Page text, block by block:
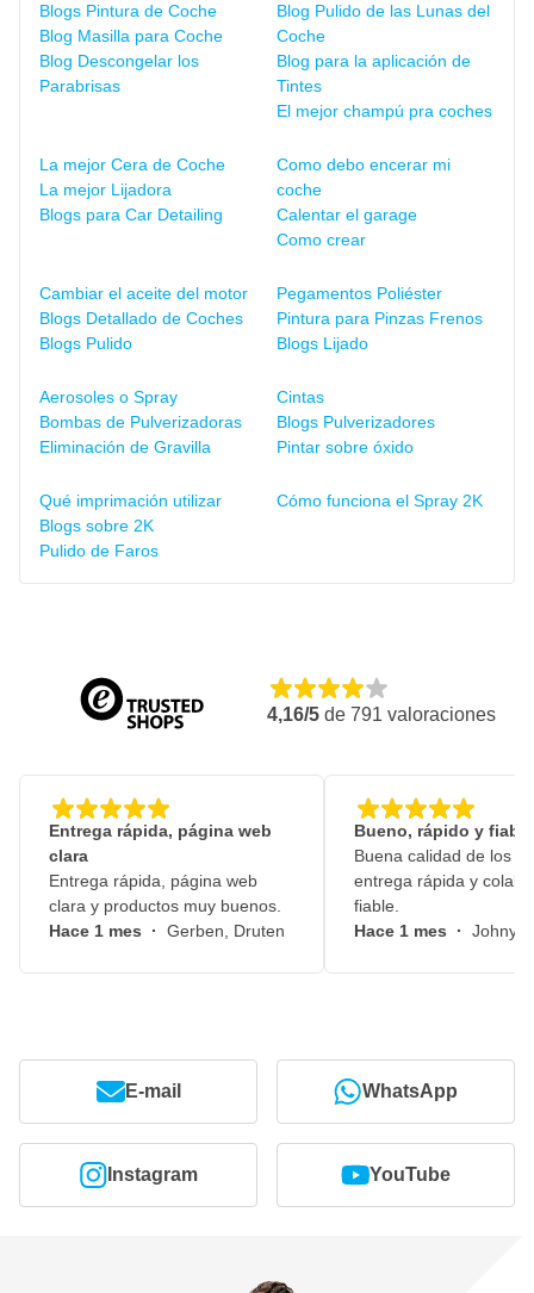
Blogs Pintura de Coche
Blog Masilla para Coche
Blog Descongelar los
Parabrisas
Blog Pulido de las Lunas del
Coche
Blog para la aplicación de
Tintes
El mejor champú pra coches
La mejor Cera de Coche
La mejor Lijadora
Blogs para Car Detailing
Como debo encerar mi
coche
Calentar el garage
Como crear
Cambiar el aceite del motor
Blogs Detallado de Coches
Blogs Pulido
Pegamentos Poliéster
Pintura para Pinzas Frenos
Blogs Lijado
Aerosoles o Spray
Bombas de Pulverizadoras
Eliminación de Gravilla
Cintas
Blogs Pulverizadores
Pintar sobre óxido
Qué imprimación utilizar
Blogs sobre 2K
Pulido de Faros
Cómo funciona el Spray 2K
4,16/5 de 791 valoraciones
Entrega rápida, página web
clara
Entrega rápida, página web
clara y productos muy buenos.
Hace 1 mes · Gerben, Druten
Bueno, rápido y fiable
Buena calidad de los
entrega rápida y
fiable.
Hace 1 mes · Johny,
E-mail WhatsApp
Instagram YouTube